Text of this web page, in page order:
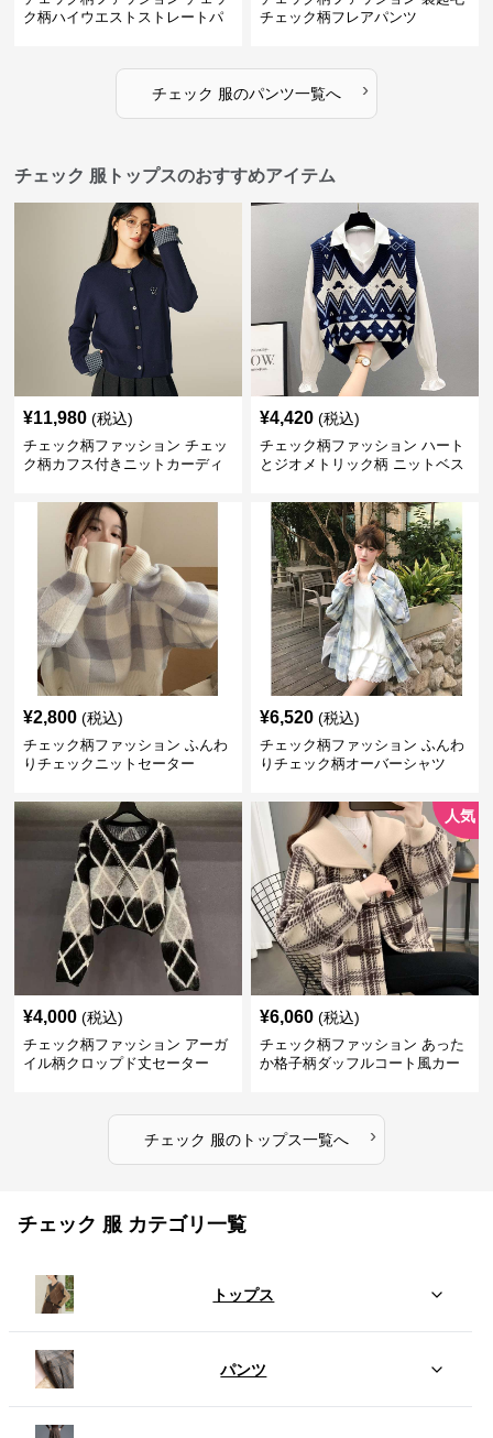
ク柄ハイウエストストレートパ
チェック柄フレアパンツ
チェック 服のパンツ一覧へ ›
チェック 服トップスのおすすめアイテム
¥11,980 (税込)
チェック柄ファッション チェッ
ク柄カフス付きニットカーディ
¥4,420 (税込)
チェック柄ファッション ハート
とジオメトリック柄 ニットベス
¥2,800 (税込)
チェック柄ファッション ふんわ
りチェックニットセーター
¥6,520 (税込)
チェック柄ファッション ふんわ
りチェック柄オーバーシャツ
¥4,000 (税込)
チェック柄ファッション アーガ
イル柄クロップド丈セーター
人気
¥6,060 (税込)
チェック柄ファッション あった
か格子柄ダッフルコート風カー
チェック 服のトップス一覧へ ›
チェック 服 カテゴリ一覧
トップス
パンツ